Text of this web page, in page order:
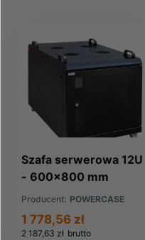
Szafa serwerowa 12U
- 600x800 mm
Producent: POWERCASE
2 187,63 zł brutto
1 778,56 zł